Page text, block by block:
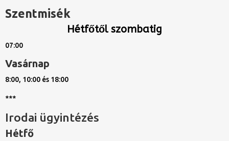
Szentmisék
Hétfőtől szombatig
07:00
Vasárnap
8:00, 10:00 és 18:00
***
Irodai ügyintézés
Hétfő